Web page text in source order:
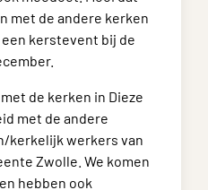
met de andere kerken
een kerstevent bij de
de kerken in Dieze
met de andere
kerkelijk werkers van
Zwolle. We komen
hebben ook